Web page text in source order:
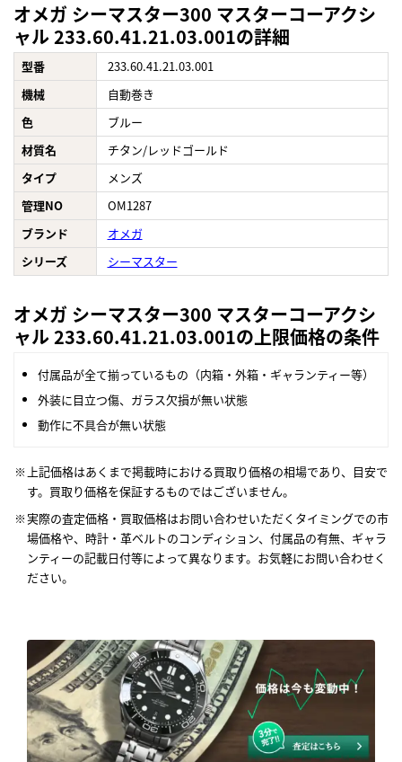
オメガ シーマスター300 マスターコーアクシ
ャル 233.60.41.21.03.001の詳細
型番
233.60.41.21.03.001
機械
自動巻き
色
ブルー
材質名
チタン/レッドゴールド
タイプ
メンズ
管理NO
OM1287
ブランド
オメガ
シリーズ
シーマスター
オメガ シーマスター300 マスターコーアクシ
ャル 233.60.41.21.03.001の上限価格の条件
付属品が全て揃っているもの（内箱・外箱・ギャランティー等）
外装に目立つ傷、ガラス欠損が無い状態
動作に不具合が無い状態
上記価格はあくまで掲載時における買取り価格の相場であり、目安で
す。買取り価格を保証するものではございません。
実際の査定価格・買取価格はお問い合わせいただくタイミングでの市
場価格や、時計・革ベルトのコンディション、付属品の有無、ギャラ
ンティーの記載日付等によって異なります。お気軽にお問い合わせく
ださい。